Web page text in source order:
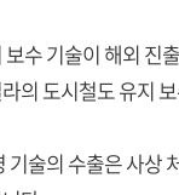
수 기술이 해외 진
의 도시철도 유지
기술의 수출은 사상